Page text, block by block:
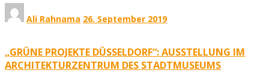
Ali Rahnama 26. September 2019
„GRÜNE PROJEKTE DÜSSELDORF“: AUSSTELLUNG IM
ARCHITEKTURZENTRUM DES STADTMUSEUMS